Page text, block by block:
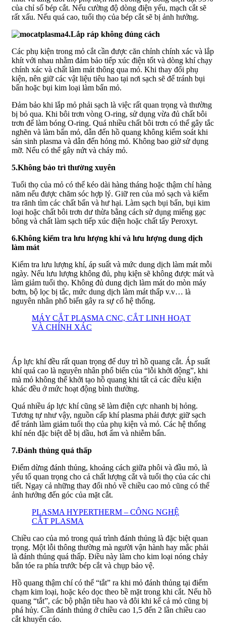
của chỉ số bép cắt. Nếu cường độ dòng điện yếu, mạch cắt sẽ
rất xấu. Nếu quá cao, tuổi thọ của bép cắt sẽ bị ảnh hưởng.
4.Lắp ráp không đúng cách
Các phụ kiện trong mỏ cắt cần được căn chỉnh chính xác và lắp
khít với nhau nhằm đảm bảo tiếp xúc điện tốt và dòng khí chạy
chính xác và chất làm mát thông qua mỏ. Khi thay đổi phụ
kiện, nên giữ các vật liệu tiêu hao tại nơi sạch sẽ để tránh bụi
bẩn hoặc bụi kim loại làm bẩn mỏ.
Đảm bảo khi lắp mỏ phải sạch là việc rất quan trọng và thường
bị bỏ qua. Khi bôi trơn vòng O-ring, sử dụng vừa đủ chất bôi
trơn để làm bóng O-ring. Quá nhiều chất bôi trơn có thể gây tắc
nghẽn và làm bẩn mỏ, dẫn đến hồ quang không kiểm soát khi
sản sinh plasma và dẫn đến hỏng mỏ. Không bao giờ sử dụng
mỡ. Nếu có thể gây nứt và cháy mỏ.
5.Không bảo trì thường xuyên
Tuổi thọ của mỏ có thể kéo dài hàng tháng hoặc thậm chí hàng
năm nếu được chăm sóc hợp lý. Giữ ren của mỏ sạch và kiểm
tra rãnh tìm các chất bẩn và hư hại. Làm sạch bụi bẩn, bụi kim
loại hoặc chất bôi trơn dư thừa bằng cách sử dụng miếng gạc
bông và chất làm sạch tiếp xúc điện hoặc chất tẩy Peroxyt.
6.Không kiểm tra lưu lượng khí và lưu lượng dung dịch
làm mát
Kiểm tra lưu lượng khí, áp suất và mức dung dịch làm mát mỗi
ngày. Nếu lưu lượng không đủ, phụ kiện sẽ không được mát và
làm giảm tuổi thọ. Không đủ dung dịch làm mát do mòn máy
bơm, bộ lọc bị tắc, mức dung dịch làm mát thấp v.v… là
nguyên nhân phổ biến gây ra sự cố hệ thống.
MÁY CẮT PLASMA CNC, CẮT LINH HOẠT
VÀ CHÍNH XÁC
Áp lực khí đều rất quan trọng để duy trì hồ quang cắt. Áp suất
khí quá cao là nguyên nhân phổ biến của “lỗi khởi động”, khi
mà mỏ không thể khởi tạo hồ quang khi tất cả các điều kiện
khác đều ở mức hoạt động bình thường.
Quá nhiều áp lực khí cũng sẽ làm điện cực nhanh bị hỏng.
Tương tự như vậy, nguồn cấp khí plasma phải được giữ sạch
để tránh làm giảm tuổi thọ của phụ kiện và mỏ. Các hệ thống
khí nén đặc biệt dễ bị dầu, hơi ẩm và nhiễm bẩn.
7.Đánh thủng quá thấp
Điểm dừng đánh thủng, khoảng cách giữa phôi và đầu mỏ, là
yếu tố quan trọng cho cả chất lượng cắt và tuổi thọ của các chi
tiết. Ngay cả những thay đổi nhỏ về chiều cao mỏ cũng có thể
ảnh hưởng đến góc của mặt cắt.
PLASMA HYPERTHERM – CÔNG NGHỆ
CẮT PLASMA
Chiều cao của mỏ trong quá trình đánh thủng là đặc biệt quan
trọng. Một lỗi thông thường mà người vận hành hay mắc phải
là đánh thủng quá thấp. Điều này làm cho kim loại nóng chảy
bắn tóe ra phía trước bép cắt và chụp bảo vệ.
Hồ quang thậm chí có thể “tắt” ra khi mỏ đánh thủng tại điểm
chạm kim loại, hoặc kéo dọc theo bề mặt trong khi cắt. Nếu hồ
quang “tắt”, các bộ phận tiêu hao và đôi khi kể cả mỏ cũng bị
phá hủy. Cần đánh thủng ở chiều cao 1,5 đến 2 lần chiều cao
cắt khuyến cáo.